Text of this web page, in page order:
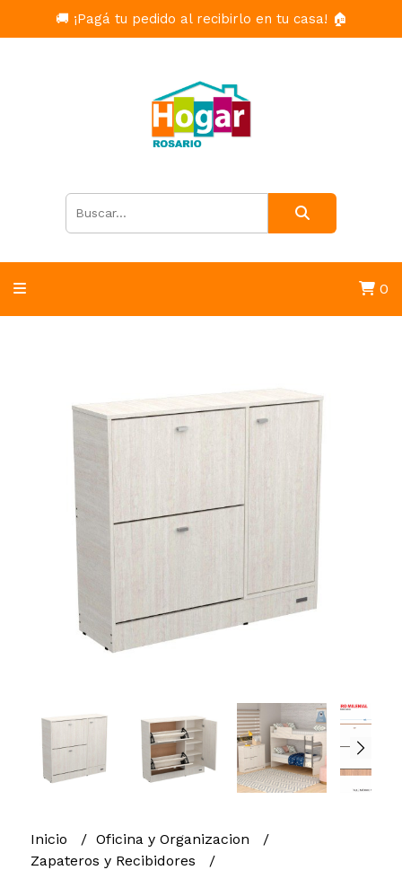
🚚 ¡Pagá tu pedido al recibirlo en tu casa! 🏠
0
Inicio
Oficina y Organizacion
Zapateros y Recibidores